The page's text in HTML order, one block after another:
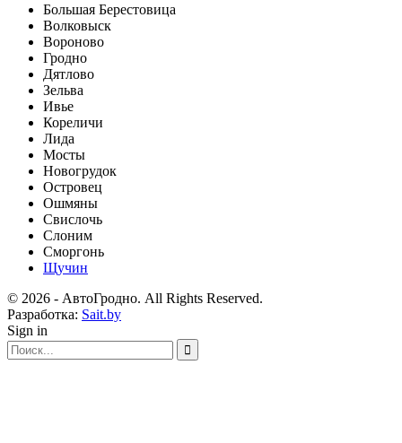
Большая Берестовица
Волковыск
Вороново
Гродно
Дятлово
Зельва
Ивье
Кореличи
Лида
Мосты
Новогрудок
Островец
Ошмяны
Свислочь
Слоним
Сморгонь
Щучин
© 2026 - АвтоГродно. All Rights Reserved.
Разработка: Sait.by
Sign in